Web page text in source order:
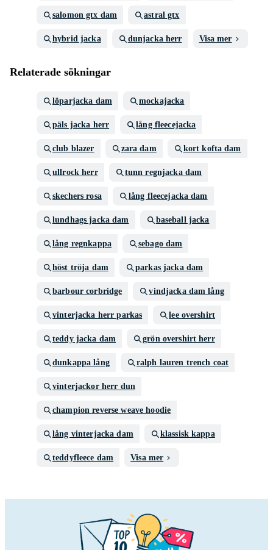
salomon gtx dam astral gtx
hybrid jacka dunjacka herr Visa mer
Relaterade sökningar
löparjacka dam mockajacka
päls jacka herr lång fleecejacka
club blazer zara dam kort kofta dam
ullrock herr tunn regnjacka dam
skechers rosa lång fleecejacka dam
lundhags jacka dam baseball jacka
lång regnkappa sebago dam
höst tröja dam parkas jacka dam
barbour corbridge vindjacka dam lång
vinterjacka herr parkas lee overshirt
teddy jacka dam grön overshirt herr
dunkappa lång ralph lauren trench coat
vinterjackor herr dun
champion reverse weave hoodie
lång vinterjacka dam klassisk kappa
teddyfleece dam Visa mer